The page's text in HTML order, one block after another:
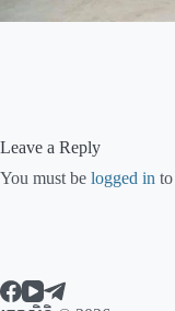
Leave a Reply
You must be logged in